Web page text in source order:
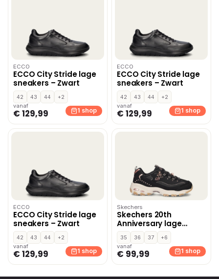
ECCO
ECCO City Stride lage
sneakers – Zwart
42 43 44
+2
vanaf
€ 129,99 1 shop
ECCO
ECCO City Stride lage
sneakers – Zwart
42 43 44
+2
vanaf
€ 129,99 1 shop
ECCO
ECCO City Stride lage
sneakers – Zwart
42 43 44
+2
vanaf
€ 129,99 1 shop
Skechers
Skechers 20th
Anniversary lage
sneakers – Zwart
35 36 37
+6
vanaf
€ 99,99 1 shop